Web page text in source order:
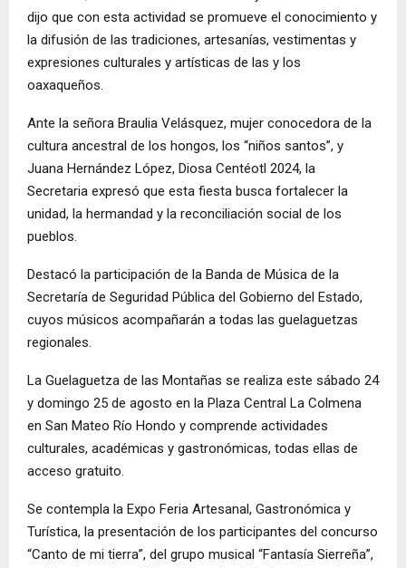
dijo que con esta actividad se promueve el conocimiento y
la difusión de las tradiciones, artesanías, vestimentas y
expresiones culturales y artísticas de las y los
oaxaqueños.
Ante la señora Braulia Velásquez, mujer conocedora de la
cultura ancestral de los hongos, los “niños santos”, y
Juana Hernández López, Diosa Centéotl 2024, la
Secretaria expresó que esta fiesta busca fortalecer la
unidad, la hermandad y la reconciliación social de los
pueblos.
Destacó la participación de la Banda de Música de la
Secretaría de Seguridad Pública del Gobierno del Estado,
cuyos músicos acompañarán a todas las guelaguetzas
regionales.
La Guelaguetza de las Montañas se realiza este sábado 24
y domingo 25 de agosto en la Plaza Central La Colmena
en San Mateo Río Hondo y comprende actividades
culturales, académicas y gastronómicas, todas ellas de
acceso gratuito.
Se contempla la Expo Feria Artesanal, Gastronómica y
Turística, la presentación de los participantes del concurso
“Canto de mi tierra”, del grupo musical “Fantasía Sierreña”,